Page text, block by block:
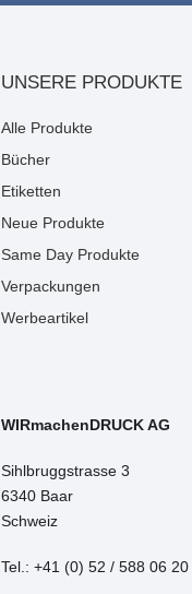
UNSERE PRODUKTE
Alle Produkte
Bücher
Etiketten
Neue Produkte
Same Day Produkte
Verpackungen
Werbeartikel
WIRmachenDRUCK AG
Sihlbruggstrasse 3
6340 Baar
Schweiz
Tel.: +41 (0) 52 / 588 06 20